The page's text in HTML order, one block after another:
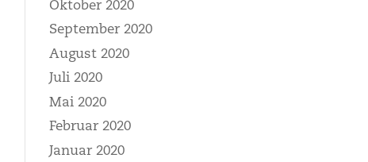
Oktober 2020
September 2020
August 2020
Juli 2020
Mai 2020
Februar 2020
Januar 2020